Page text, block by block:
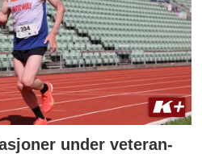
under veteran-